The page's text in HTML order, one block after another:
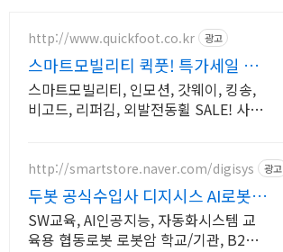
http://www.quickfoot.co.kr 광고
스마트모빌리티 퀵풋! 특가세일 진
행중~!
스마트모빌리티, 인모션, 갓웨이, 킹송,
비고드, 리퍼김, 외발전동휠 SALE! 사은
http://smartstore.naver.com/digisys 광고
두봇 공식수입사 디지시스 AI로봇팔
스마트팩토리
SW교육, AI인공지능, 자동화시스템 교
육용 협동로봇 로봇암 학교/기관, B2B